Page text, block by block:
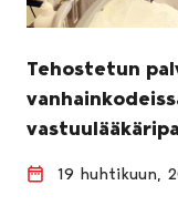
Tehostetun
19 huhtikuun,